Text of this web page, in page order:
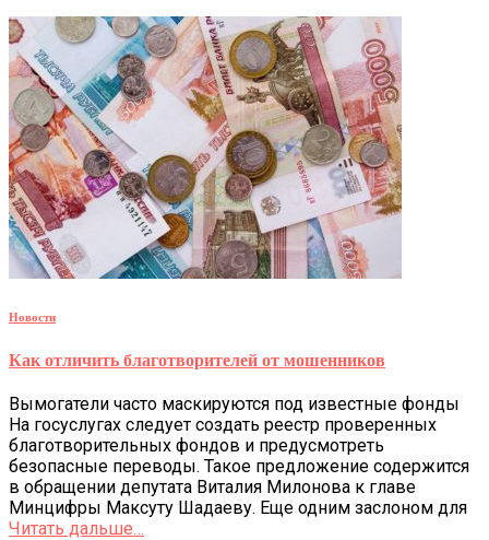
Новости
Как отличить благотворителей от мошенников
Вымогатели часто маскируются под известные фонды
На госуслугах следует создать реестр проверенных
благотворительных фондов и предусмотреть
безопасные переводы. Такое предложение содержится
в обращении депутата Виталия Милонова к главе
Минцифры Максуту Шадаеву. Еще одним заслоном для
Читать дальше…